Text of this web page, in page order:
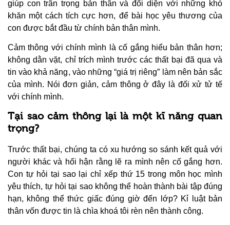
giúp con trân trọng bản thân và đối diện với những khó
khăn một cách tích cực hơn, để bài học yêu thương của
con được bắt đầu từ chính bản thân mình.
Cảm thông với chính mình là cố gắng hiểu bản thân hơn;
không dằn vặt, chỉ trích mình trước các thất bại đã qua và
tin vào khả năng, vào những “giá trị riêng” làm nên bản sắc
của mình. Nói đơn giản, cảm thông ở đây là đối xử tử tế
với chính mình.
Tại sao cảm thông lại là một kĩ năng quan
trọng?
Trước thất bại, chúng ta có xu hướng so sánh kết quả với
người khác và hối hận rằng lẽ ra mình nên cố gắng hơn.
Con tự hỏi tại sao lại chỉ xếp thứ 15 trong môn học mình
yêu thích, tự hỏi tại sao không thể hoàn thành bài tập đúng
hạn, không thể thức giấc đúng giờ đến lớp? Kỉ luật bản
thân vốn được tin là chìa khoá tôi rèn nên thành công.